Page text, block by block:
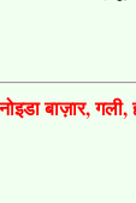
बाज़ार,